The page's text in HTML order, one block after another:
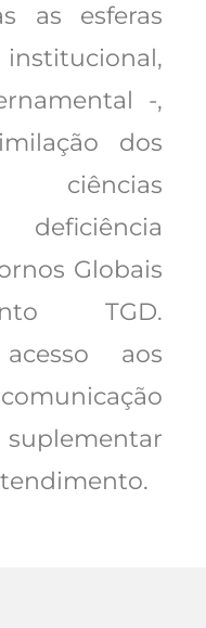
as esferas
-,
dos
ciências
Globais
 TGD.
aos